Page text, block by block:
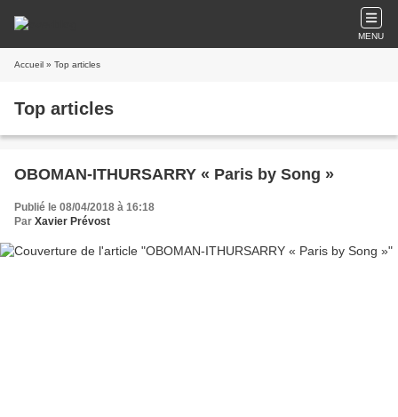
MENU
Accueil » Top articles
Top articles
OBOMAN-ITHURSARRY « Paris by Song »
Publié le 08/04/2018 à 16:18
Par Xavier Prévost